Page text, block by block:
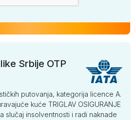
Srbije OTP
putovanja, kategorija licence A.
kuće TRIGLAV OSIGURANJE
slučaj insolventnosti i radi naknade